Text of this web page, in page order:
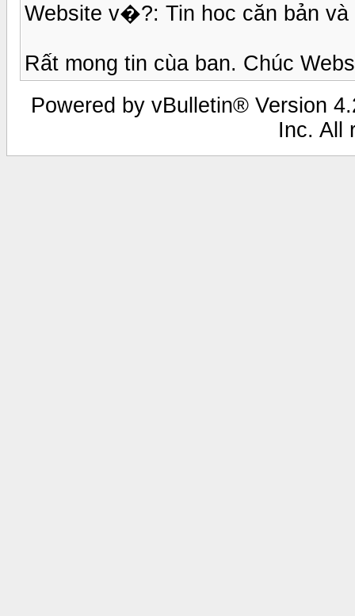
Website v�?: Tin hoc căn bản và
Rất mong tin cùa ban. Chúc
Powered by vBulletin® Version
Inc. All